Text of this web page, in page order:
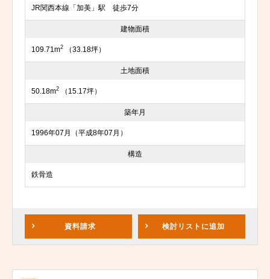
JR関西本線「加美」駅 徒歩7分
建物面積
109.71m2 （33.18坪）
土地面積
50.18m2 （15.17坪）
築年月
1996年07月（平成8年07月）
構造
鉄骨造
資料請求 検討リスト に追加